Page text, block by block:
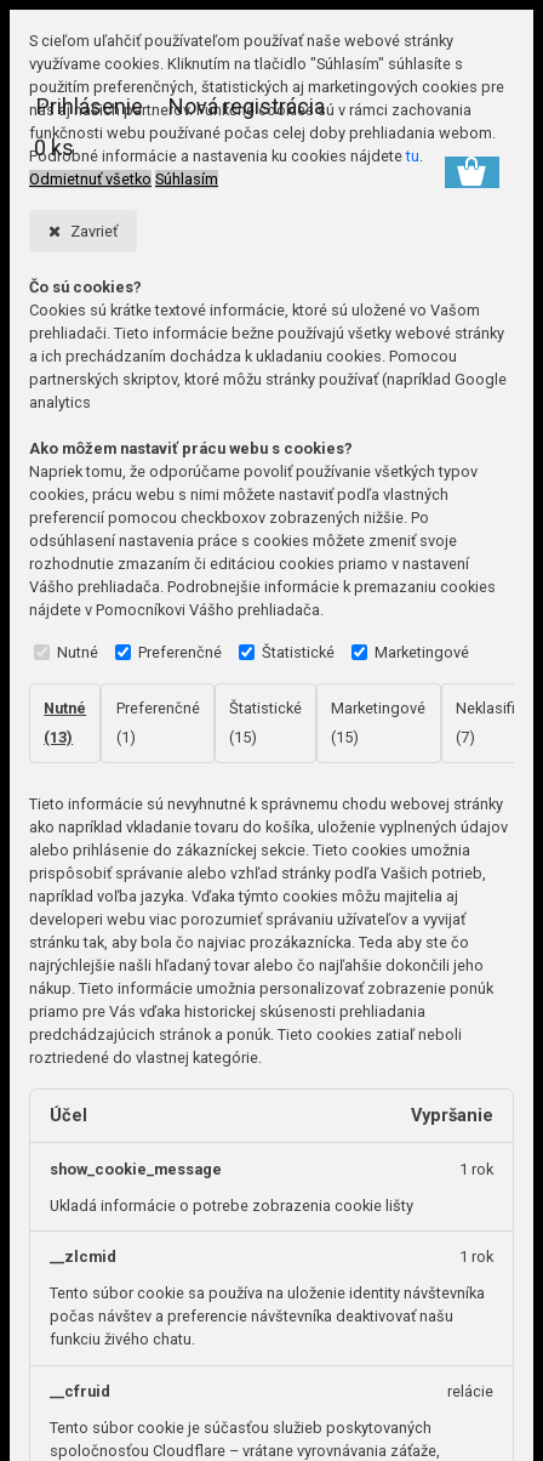
S cieľom uľahčiť používateľom používať naše webové stránky
využívame cookies. Kliknutím na tlačidlo "Súhlasím" súhlasíte s
použitím preferenčných, štatistických aj marketingových cookies pre
nás aj našich partnerov. Funkčné cookies sú v rámci zachovania
funkčnosti webu používané počas celej doby prehliadania webom.
Podrobné informácie a nastavenia ku cookies nájdetetu.
Odmietnuť všetko Súhlasím
Zavrieť
Čo sú cookies?
Cookies sú krátke textové informácie, ktoré sú uložené vo Vašom
prehliadači. Tieto informácie bežne používajú všetky webové stránky
a ich prechádzaním dochádza k ukladaniu cookies. Pomocou
partnerských skriptov, ktoré môžu stránky používať (napríklad Google
analytics
Ako môžem nastaviť prácu webu s cookies?
Napriek tomu, že odporúčame povoliť používanie všetkých typov
cookies, prácu webu s nimi môžete nastaviť podľa vlastných
preferencií pomocou checkboxov zobrazených nižšie. Po
odsúhlasení nastavenia práce s cookies môžete zmeniť svoje
rozhodnutie zmazaním či editáciou cookies priamo v nastavení
Vášho prehliadača. Podrobnejšie informácie k premazaniu cookies
nájdete v Pomocníkovi Vášho prehliadača.
Nutné Preferenčné Štatistické Marketingové
Nutné
(13)
Preferenčné
(1)
Štatistické
(15)
Marketingové
(15)
(7)
Tieto informácie sú nevyhnutné k správnemu chodu webovej stránky
ako napríklad vkladanie tovaru do košíka, uloženie vyplnených údajov
alebo prihlásenie do zákazníckej sekcie. Tieto cookies umožnia
prispôsobiť správanie alebo vzhľad stránky podľa Vašich potrieb,
napríklad voľba jazyka. Vďaka týmto cookies môžu majitelia aj
developeri webu viac porozumieť správaniu užívateľov a vyvijať
stránku tak, aby bola čo najviac prozákaznícka. Teda aby ste čo
najrýchlejšie našli hľadaný tovar alebo čo najľahšie dokončili jeho
nákup. Tieto informácie umožnia personalizovať zobrazenie ponúk
priamo pre Vás vďaka historickej skúsenosti prehliadania
predchádzajúcich stránok a ponúk. Tieto cookies zatiaľ neboli
roztriedené do vlastnej kategórie.
Účel Vypršanie
show_cookie_message
Ukladá informácie o potrebe zobrazenia cookie lišty
1 rok
__zlcmid
Tento súbor cookie sa používa na uloženie identity návštevníka
počas návštev a preferencie návštevníka deaktivovať našu
funkciu živého chatu.
1 rok
__cfruid
Tento súbor cookie je súčasťou služieb poskytovaných
spoločnosťou Cloudflare – vrátane vyrovnávania záťaže,
relácie
Prihlásenie
Nová registrácia
0 ks